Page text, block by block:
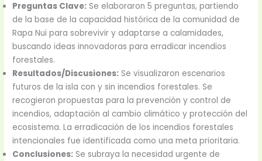
Preguntas Clave: Se elaboraron 5 preguntas, partiendo
de la base de la capacidad histórica de la comunidad de
Rapa Nui para sobrevivir y adaptarse a calamidades,
buscando ideas innovadoras para erradicar incendios
forestales.
Resultados/Discusiones: Se visualizaron escenarios
futuros de la isla con y sin incendios forestales. Se
recogieron propuestas para la prevención y control de
incendios, adaptación al cambio climático y protección del
ecosistema. La erradicación de los incendios forestales
intencionales fue identificada como una meta prioritaria.
Conclusiones: Se subraya la necesidad urgente de